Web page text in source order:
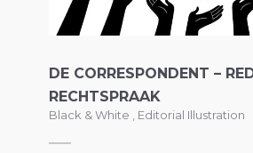
DE CORRESPONDENT –
RECHTSPRAAK
Black & White Editorial Illustration